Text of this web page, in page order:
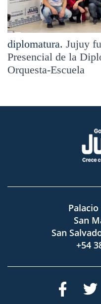
diplomatura. Jujuy
Presencial de la
Orquesta-Escuela
San
San
+54